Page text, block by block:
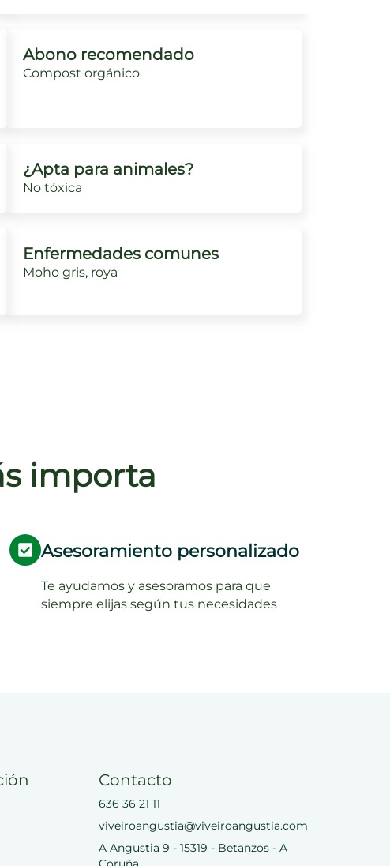
Abono recomendado
Compost orgánico
¿Apta para animales?
No tóxica
Enfermedades comunes
Moho gris, roya
importa
Asesoramiento personalizado
Te ayudamos y asesoramos para que
siempre elijas según tus necesidades
Contacto
636 36 21 11
viveiroangustia@viveiroangustia.com
A Angustia 9 - 15319 - Betanzos - A